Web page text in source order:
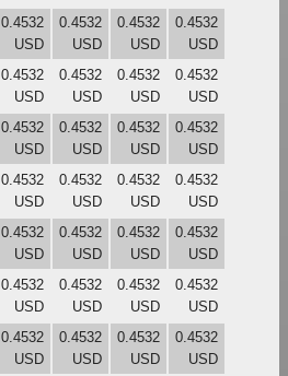
0.4532
USD
0.4532
USD
0.4532
USD
0.4532
USD
0.4532
USD
0.4532
USD
0.4532
USD
0.4532
USD
0.4532
USD
0.4532
USD
0.4532
USD
0.4532
USD
0.4532
USD
0.4532
USD
0.4532
USD
0.4532
USD
0.4532
USD
0.4532
USD
0.4532
USD
0.4532
USD
0.4532
USD
0.4532
USD
0.4532
USD
0.4532
USD
0.4532
USD
0.4532
USD
0.4532
USD
0.4532
USD